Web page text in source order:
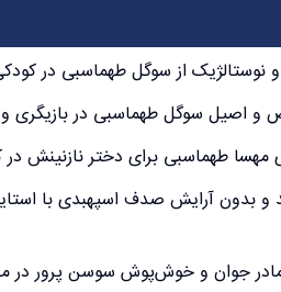
و نوستالژیک از سوگل طهماسبی در
و اصیل سوگل طهماسبی در بازیگری
مهسا طهماسبی برای دختر نازنینش
بدون آرایش صدف اسپهبدی با
مادر جوان و خوش‌پوش سوسن پرور در